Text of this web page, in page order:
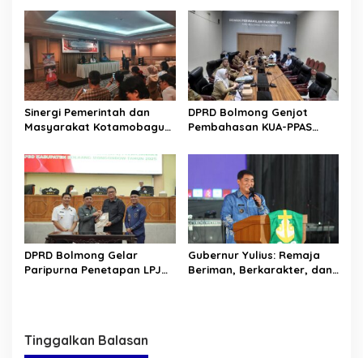
Rp30 Milyar ke BSG
Jalan Manado – Tomohon
Sinergi Pemerintah dan
Masyarakat Kotamobagu
Golda Pinontoan
DPRD Bolmong Genjot
Pembahasan KUA-PPAS
DPRD Bolmong Gelar
Paripurna Penetapan LPJ
Gubernur Yulius: Remaja
Beriman, Berkarakter, dan
Tinggalkan Balasan